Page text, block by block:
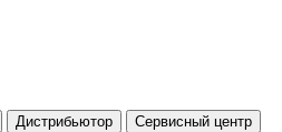
Дистрибьютор Сервисный центр